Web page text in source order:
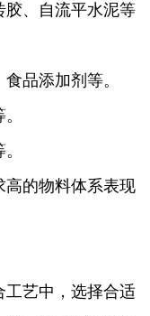
胶、自流平水泥等
品添加剂等。
高的物料体系表现
工艺中，选择合适